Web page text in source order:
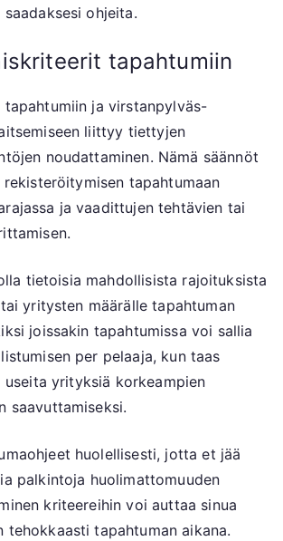
ohjeita.
tapahtumiin
tapahtumiin ja virstanpylväs-
liittyy tiettyjen
noudattaminen. Nämä säännöt
tapahtumaan
ja vaadittujen tehtävien tai
tietoisia mahdollisista rajoituksista
yritysten määrälle tapahtuman
joissakin tapahtumissa voi sallia
per pelaaja, kun taas
yrityksiä korkeampien
saavuttamiseksi.
huolellisesti, jotta et jää
palkintoja huolimattomuuden
kriteereihin voi auttaa sinua
tehokkaasti tapahtuman aikana.